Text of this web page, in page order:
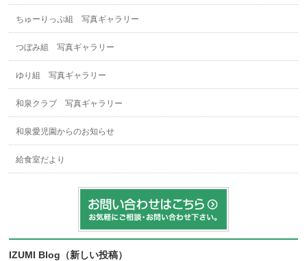
ちゅーりっぷ組 写真ギャラリー
つぼみ組 写真ギャラリー
ゆり組 写真ギャラリー
和泉クラブ 写真ギャラリー
和泉愛児園からのお知らせ
給食室だより
IZUMI Blog（新しい投稿）